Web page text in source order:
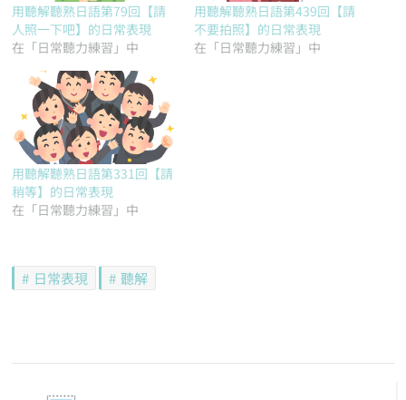
用聽解聽熟日語第79回【請
人照一下吧】的日常表現
在「日常聽力練習」中
用聽解聽熟日語第439回【請
不要拍照】的日常表現
在「日常聽力練習」中
用聽解聽熟日語第331回【請
稍等】的日常表現
在「日常聽力練習」中
日常表現 聽解